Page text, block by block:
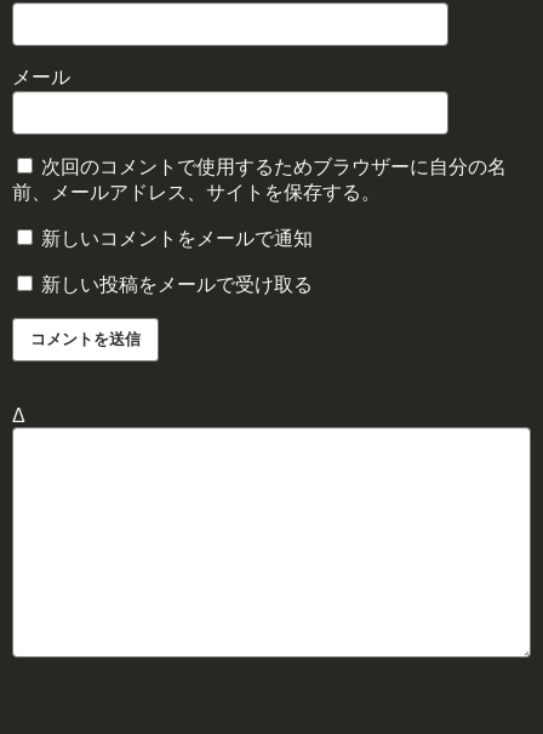
メール
次回のコメントで使用するためブラウザーに自分の名
前、メールアドレス、サイトを保存する。
新しいコメントをメールで通知
新しい投稿をメールで受け取る
Δ